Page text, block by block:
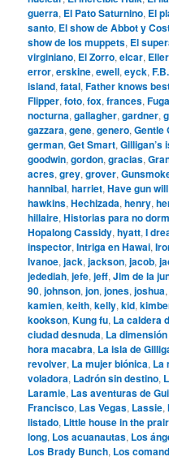
guerra, El Pato Saturnino, El
santo, El show de Abbot y
show de los muppets, El
virginiano, El Zorro,elcar,
error,erskine,ewell,eyck,
island,fatal,Father knows
Flipper,foto,fox,frances,
nocturna,gallagher,gardner,
gazzara,gene,genero,Gentle
german,Get Smart,Gilligan’s
goodwin,gordon,gracias,
acres,grey,grover,
hannibal,harriet,Have gun
hawkins,Hechizada,henry,
hillaire,Historias para no
Hopalong Cassidy,hyatt,I
inspector,Intriga en Hawai,
Ivanoe,jack,jackson,jacob,
jedediah,jefe,jeff,Jim de la
90,johnson,jon,jones,joshua
kamien,keith,kelly,kid,
kookson,Kung fu, La caldera
ciudad desnuda, La
hora macabra, La isla de
revolver, La mujer biónica, La
voladora, Ladrón sin destino,
Laramie, Las aventuras de
Francisco, Las Vegas, Lassie,
listado, Little house in the
long, Los acuanautas, Los
Los Brady Bunch, Los